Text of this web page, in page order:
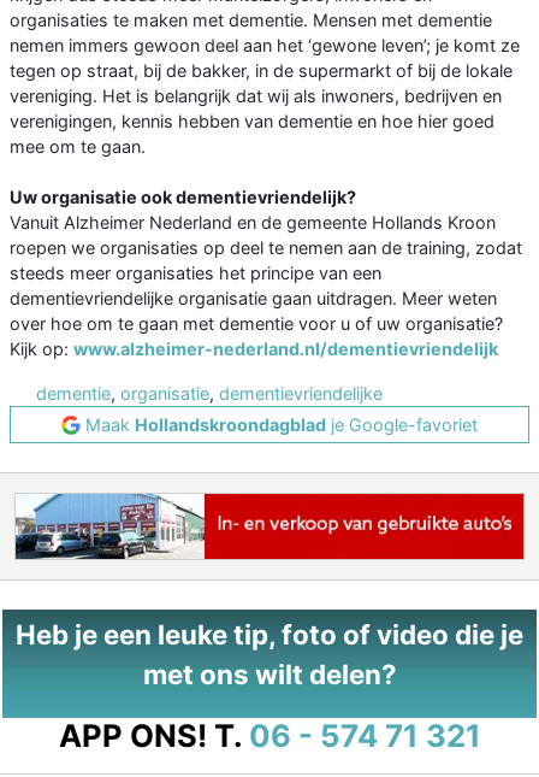
organisaties te maken met dementie. Mensen met dementie
nemen immers gewoon deel aan het ‘gewone leven’; je komt ze
tegen op straat, bij de bakker, in de supermarkt of bij de lokale
vereniging. Het is belangrijk dat wij als inwoners, bedrijven en
verenigingen, kennis hebben van dementie en hoe hier goed
mee om te gaan.
Uw organisatie ook dementievriendelijk?
Vanuit Alzheimer Nederland en de gemeente Hollands Kroon
roepen we organisaties op deel te nemen aan de training, zodat
steeds meer organisaties het principe van een
dementievriendelijke organisatie gaan uitdragen. Meer weten
over hoe om te gaan met dementie voor u of uw organisatie?
Kijk op: www.alzheimer-nederland.nl/dementievriendelijk
dementie, organisatie, dementievriendelijke
Maak Hollandskroondagblad je Google-favoriet
Heb je een leuke tip, foto of video die je
met ons wilt delen?
APP ONS! T. 06 - 574 71 321